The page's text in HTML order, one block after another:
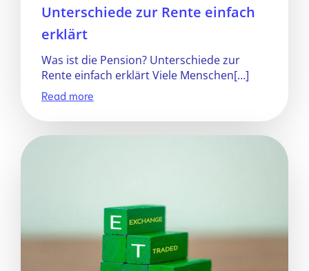
Unterschiede zur Rente einfach
erklärt
Was ist die Pension? Unterschiede zur
Rente einfach erklärt Viele Menschen[…]
Read more